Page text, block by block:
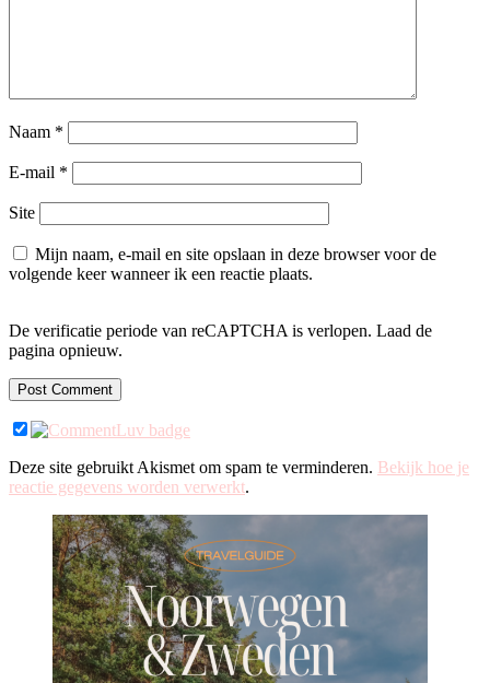
Naam *
E-mail *
Site
Mijn naam, e-mail en site opslaan in deze browser voor de
volgende keer wanneer ik een reactie plaats.
De verificatie periode van reCAPTCHA is verlopen. Laad de
pagina opnieuw.
Deze site gebruikt Akismet om spam te verminderen. Bekijk hoe je
reactie gegevens worden verwerkt.